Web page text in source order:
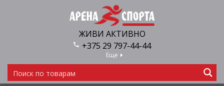
ЖИВИ АКТИВНО
+375 29 797-44-44
Еще